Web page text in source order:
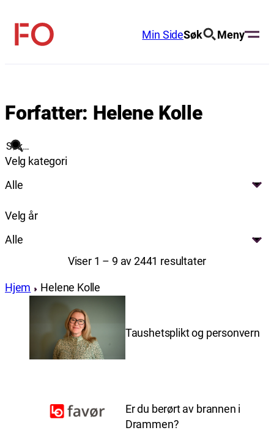
innhold
FO
Min SideSøk Meny
Forfatter: Helene Kolle
Søk
Velg kategori
Alle
Velg år
Alle
Viser 1 – 9 av 2441 resultater
Hjem Helene Kolle
Taushetsplikt og personvern
Er du berørt av brannen i
Drammen?